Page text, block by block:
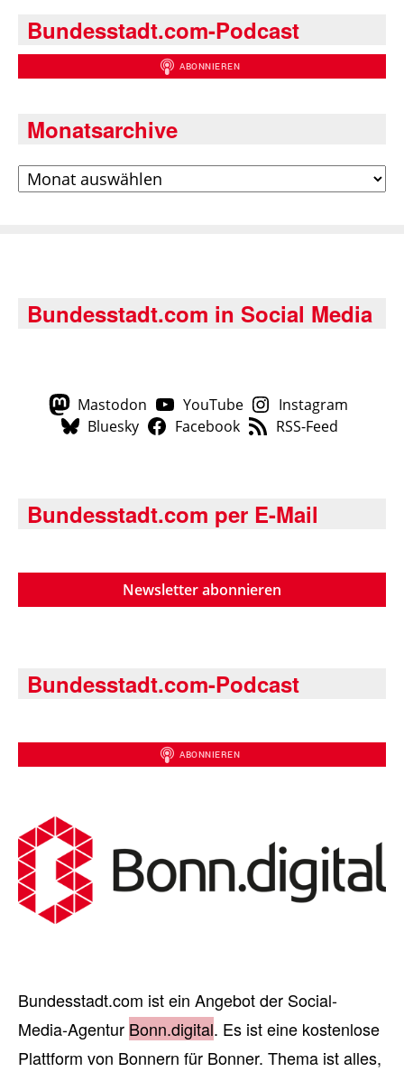
Bundesstadt.com-Podcast
Monatsarchive
Archiv
Bundesstadt.com in Social Media
Mastodon YouTube
Instagram
Bluesky
Facebook RSS-Feed
Bundesstadt.com per E-Mail
Newsletter abonnieren
Bundesstadt.com-Podcast
Bundesstadt.com ist ein Angebot der Social-
Media-Agentur Bonn.digital. Es ist eine kostenlose
Plattform von Bonnern für Bonner. Thema ist alles,